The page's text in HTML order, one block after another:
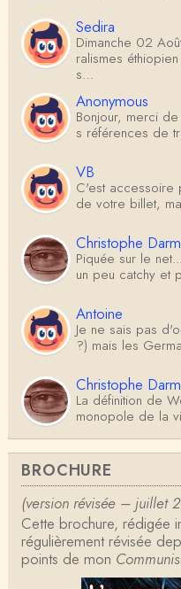
Sedira
Dimanche 02
ralismes
s…
Anonymous
Bonjour, merci
s références de
VB
C'est accessoire
de votre billet,
Christophe
Piquée sur le
un peu catchy et
Antoine
Je ne sais pas
?) mais les
Christophe
La définition de
monopole de la
Anonymous
Formidable et
d'histoire que je
Tangui
Concernant
d'avoir lu, il y a
BROCHURE
(version révisée – juillet
Cette brochure, rédigée
régulièrement révisée
points de mon